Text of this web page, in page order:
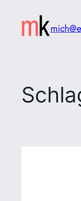
Inhalt
springen